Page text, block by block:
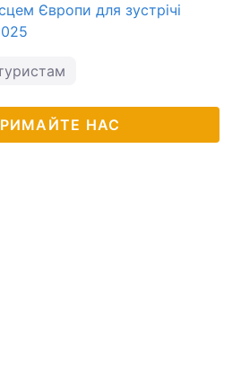
Європи для зустрічі
НАС